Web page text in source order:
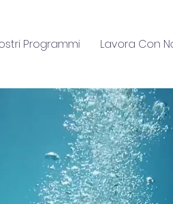
Programmi Lavora Con